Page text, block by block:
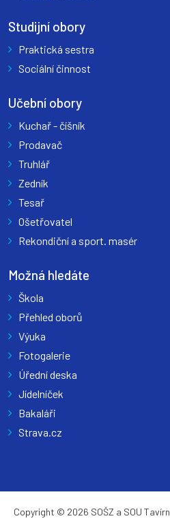
Studijní obory
Praktická sestra
Sociální činnost
Učební obory
Kuchař - číšník
Prodavač
Truhlář
Zedník
Tesař
Ošetřovatel
Rekondiční a sport. masér
Možná hledáte
Škola
Přehled oborů
Výuka
Fotogalerie
Úřední deska
Jídelníček
Bakaláři
Strava.cz
Copyright © 2026 SOŠZ a SOU